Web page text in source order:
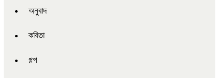
অনুবাদ
কবিতা
গল্প